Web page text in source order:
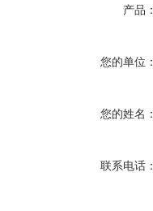
产品：
您的单位：
您的姓名：
联系电话：